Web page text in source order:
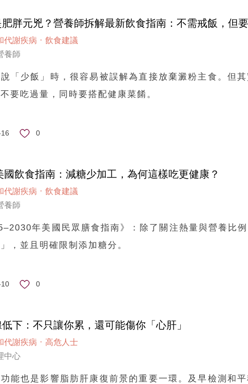
胖元兇？營養師拆解最新飲食指南：不需戒飯，但要
代謝疾病 ·飲食建議
養師
「少飯」時，很容易被誤解為直接放棄澱粉主食。但
要吃過量，同時要搭配健康菜餚。
0
國飲食指南：減糖少加工，為何這樣吃更健康？
代謝疾病 ·飲食建議
養師
年美國民眾膳食指南》：除了關注熱量與營養比
，並且明確限制添加糖分。
0
下：不只讓你累，還可能傷你「心肝」
代謝疾病 ·高危人士
中心
能也是影響脂肪肝康復前景的重要一環。及早檢測和